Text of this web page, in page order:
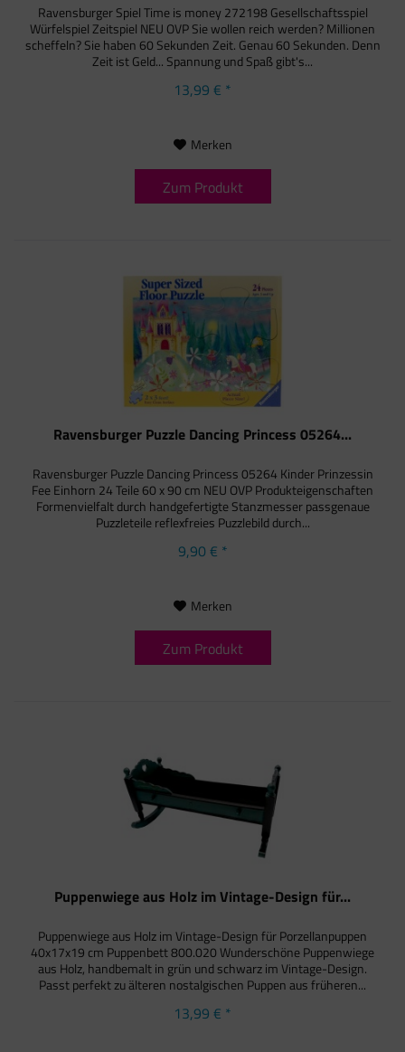
Ravensburger Spiel Time is money 272198 Gesellschaftsspiel
Würfelspiel Zeitspiel NEU OVP Sie wollen reich werden? Millionen
scheffeln? Sie haben 60 Sekunden Zeit. Genau 60 Sekunden. Denn
Zeit ist Geld... Spannung und Spaß gibt's...
13,99 € *
Merken
Zum Produkt
Ravensburger Puzzle Dancing Princess 05264...
Ravensburger Puzzle Dancing Princess 05264 Kinder Prinzessin
Fee Einhorn 24 Teile 60 x 90 cm NEU OVP Produkteigenschaften
Formenvielfalt durch handgefertigte Stanzmesser passgenaue
Puzzleteile reflexfreies Puzzlebild durch...
9,90 € *
Merken
Zum Produkt
Puppenwiege aus Holz im Vintage-Design für...
Puppenwiege aus Holz im Vintage-Design für Porzellanpuppen
40x17x19 cm Puppenbett 800.020 Wunderschöne Puppenwiege
aus Holz, handbemalt in grün und schwarz im Vintage-Design.
Passt perfekt zu älteren nostalgischen Puppen aus früheren...
13,99 € *